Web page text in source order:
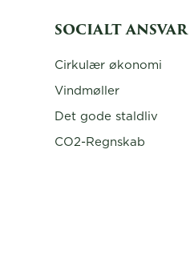
SOCIALT ANSVAR
Cirkulær økonomi
Vindmøller
Det gode staldliv
CO2-Regnskab